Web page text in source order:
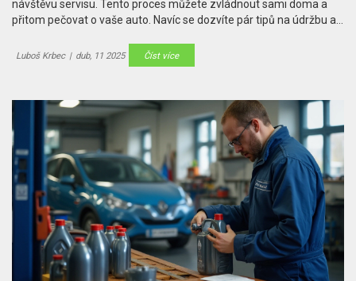
návštěvu servisu. Tento proces můžete zvládnout sami doma a
přitom pečovat o vaše auto. Navíc se dozvíte pár tipů na údržbu a
jisti, kde začít, tento článek vás provede jednotlivými kroky, abyste
si byli jistí, že nic nepřehlédnete.
Luboš Krbec | dub, 11 2025 Číst více